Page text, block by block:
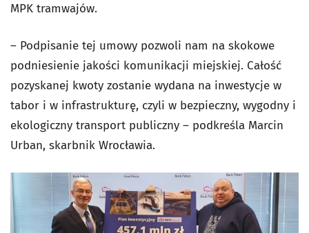
MPK tramwajów.
– Podpisanie tej umowy pozwoli nam na skokowe
podniesienie jakości komunikacji miejskiej. Całość
pozyskanej kwoty zostanie wydana na inwestycje w
tabor i w infrastrukturę, czyli w bezpieczny, wygodny i
ekologiczny transport publiczny – podkreśla Marcin
Urban, skarbnik Wrocławia.